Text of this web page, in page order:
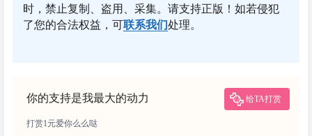
时，禁止复制、盗用、采集。请支持正版！如若侵犯
了您的合法权益，可联系我们处理。
你的支持是我最大的动力 给TA打赏
打赏1元爱你么么哒